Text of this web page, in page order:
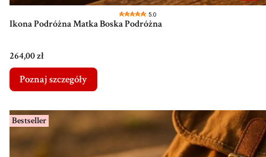
5.0
Ikona Podróżna Matka Boska Podróżna
Cena
264,00 zł
Poznaj szczegóły
Bestseller